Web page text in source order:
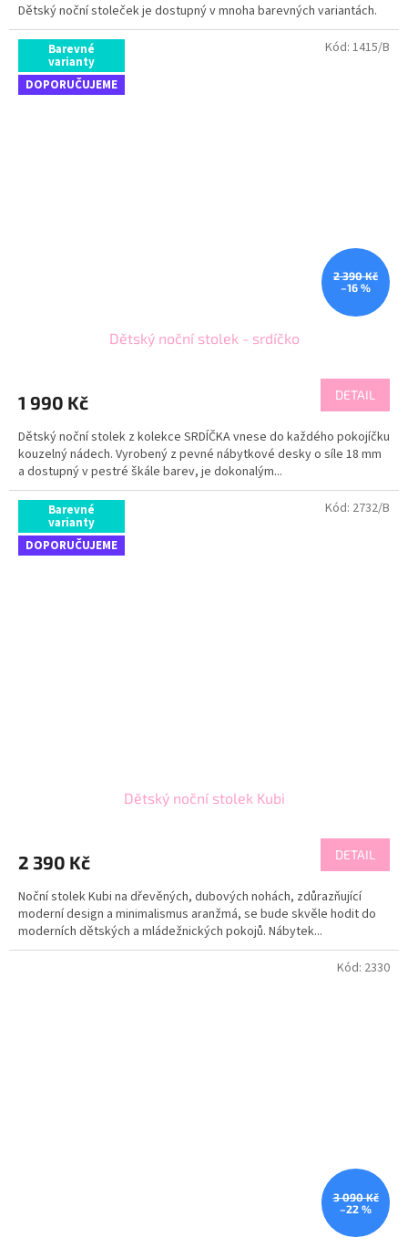
Dětský noční stoleček je dostupný v mnoha barevných variantách.
Barevné
varianty
DOPORUČUJEME
2 390 Kč
–16 %
Dětský noční stolek - srdíčko
1 990 Kč DETAIL
Dětský noční stolek z kolekce SRDÍČKA vnese do každého pokojíčku
kouzelný nádech. Vyrobený z pevné nábytkové desky o síle 18 mm
a dostupný v pestré škále barev, je dokonalým...
Kód: 1415/B
Barevné
varianty
DOPORUČUJEME
Dětský noční stolek Kubi
2 390 Kč DETAIL
Noční stolek Kubi na dřevěných, dubových nohách, zdůrazňující
moderní design a minimalismus aranžmá, se bude skvěle hodit do
moderních dětských a mládežnických pokojů. Nábytek...
Kód: 2732/B
3 090 Kč
–22 %
Kód: 2330